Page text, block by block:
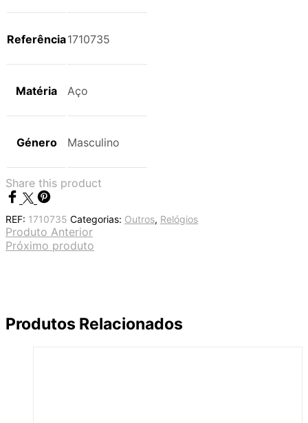
Referência1710735
Matéria Aço
Género Masculino
Share this product
REF: 1710735 Categorias: Outros, Relógios
Produto Anterior
Próximo produto
Produtos Relacionados